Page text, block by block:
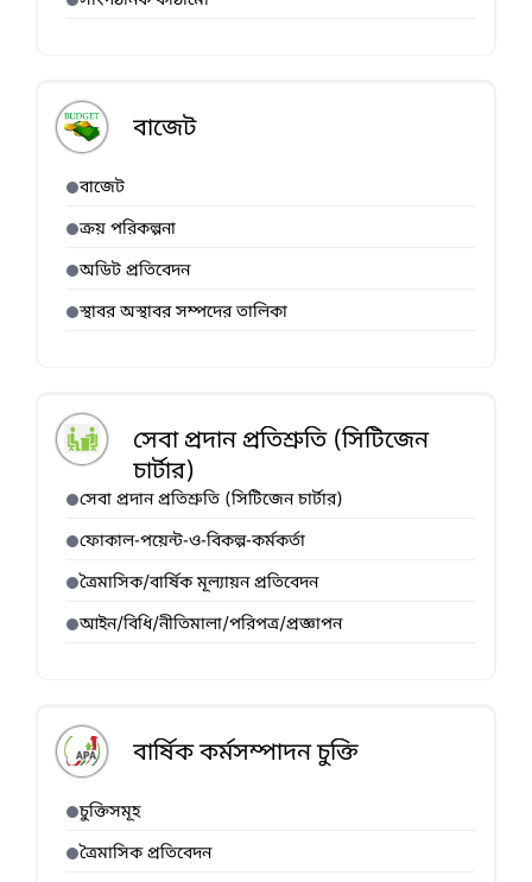
বাজেট
বাজেট
ক্রয় পরিকল্পনা
অডিট প্রতিবেদন
স্থাবর অস্থাবর সম্পদের তালিকা
সেবা প্রদান প্রতিশ্রুতি (সিটিজেন
চার্টার)
সেবা প্রদান প্রতিশ্রুতি (সিটিজেন চার্টার)
ফোকাল-পয়েন্ট-ও-বিকল্প-কর্মকর্তা
ত্রৈমাসিক/বার্ষিক মূল্যায়ন প্রতিবেদন
আইন/বিধি/নীতিমালা/পরিপত্র/প্রজ্ঞাপন
বার্ষিক কর্মসম্পাদন চুক্তি
চুক্তিসমূহ
ত্রৈমাসিক প্রতিবেদন